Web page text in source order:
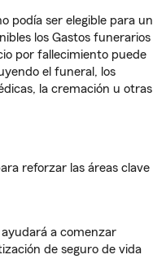
podía ser elegible para un
los Gastos funerarios
por fallecimiento puede
el funeral, los
la cremación u otras
reforzar las áreas clave
a comenzar
de seguro de vida